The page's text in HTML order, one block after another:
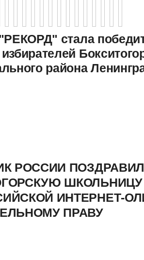
стала
района
РОССИИ
ИНТЕРНЕТ-
ПРАВУ